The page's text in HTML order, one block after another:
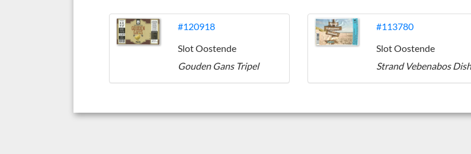
#120918
Slot Oostende
Gouden Gans Tripel
#113780
Slot Oostende